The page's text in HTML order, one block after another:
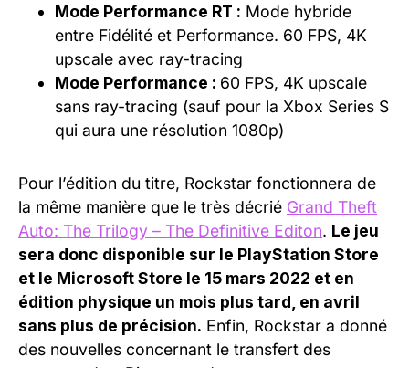
Mode Performance RT : Mode hybride
entre Fidélité et Performance. 60 FPS, 4K
upscale avec ray-tracing
Mode Performance : 60 FPS, 4K upscale
sans ray-tracing (sauf pour la Xbox Series S
qui aura une résolution 1080p)
Pour l’édition du titre, Rockstar fonctionnera de
la même manière que le très décrié Grand Theft
Auto: The Trilogy – The Definitive Editon. Le jeu
sera donc disponible sur le PlayStation Store
et le Microsoft Store le 15 mars 2022 et en
édition physique un mois plus tard, en avril
sans plus de précision. Enfin, Rockstar a donné
des nouvelles concernant le transfert des